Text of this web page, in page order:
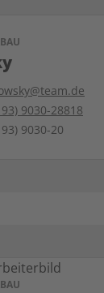
9030-28818
9030-20